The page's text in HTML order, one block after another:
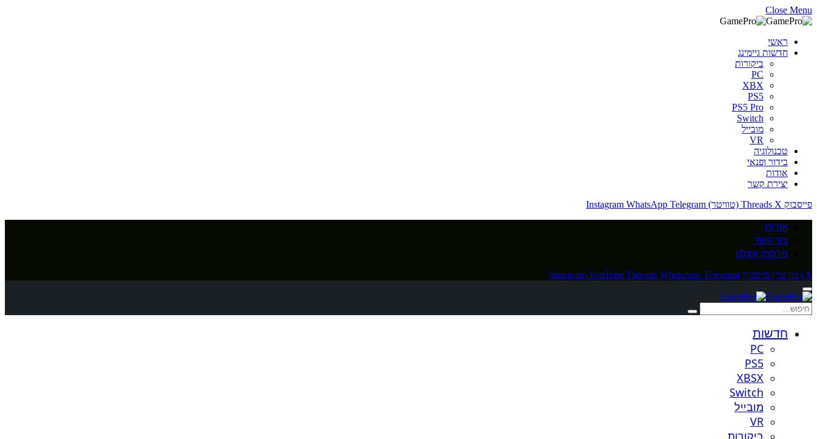
Close Menu
ראשי
חדשות גיימינג
ביקורות
PC
XBX
PS5
PS5 Pro
Switch
מובייל
VR
טכנולוגיה
בידור ופנאי
אודות
יצירת קשר
פייסבוק
Threads X (טוויטר) Instagram WhatsApp Telegram
אודות
צור קשר
פרסמו אצלנו
X (טוויטר) פייסבוק InstagramYouTube Threads WhatsApp Telegram
חדשות
PC
PS5
XBSX
Switch
מובייל
VR
ביקורות